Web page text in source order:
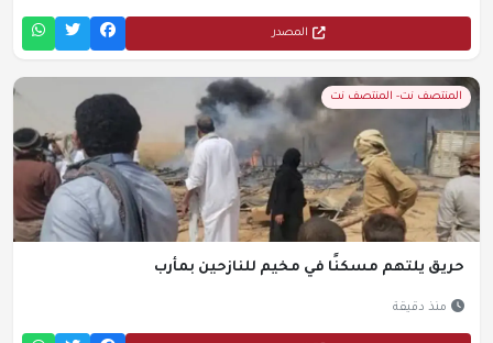
المصدر
المنتصف نت- المنتصف نت
حريق يلتهم مسكنًا في مخيم للنازحين بمأرب
منذ دقيقة